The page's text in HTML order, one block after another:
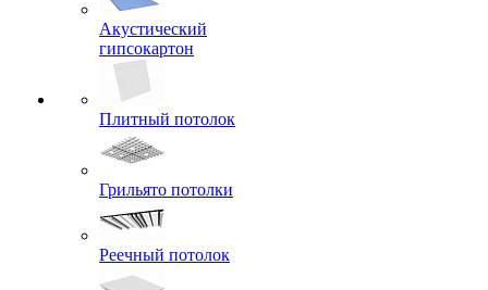
Акустический
гипсокартон
Плитный потолок
Грильято потолки
Реечный потолок